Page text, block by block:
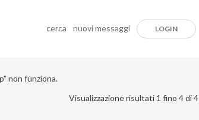
cerca nuovi messaggi LOGIN
non funziona.
Visualizzazione risultati 1 fino 4 di 4